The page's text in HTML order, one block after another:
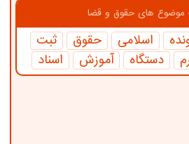
موضوع های حقوق و قضا
اسلامی حقوق
ثبت
دستگاه آموزش اسناد